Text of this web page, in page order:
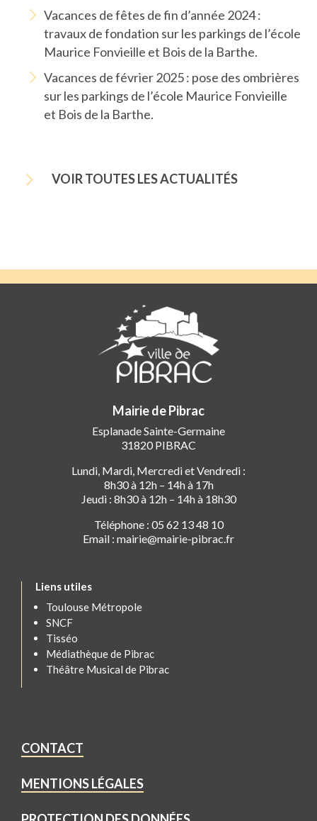
Vacances de fêtes de fin d’année 2024 :
travaux de fondation sur les parkings de l’école
Maurice Fonvieille et Bois de la Barthe.
Vacances de février 2025 : pose des ombrières
sur les parkings de l’école Maurice Fonvieille
et Bois de la Barthe.
5 VOIR TOUTES LES ACTUALITÉS
Mairie de Pibrac
Esplanade Sainte-Germaine
31820 PIBRAC
Lundi, Mardi, Mercredi et Vendredi :
8h30 à 12h – 14h à 17h
Jeudi : 8h30 à 12h – 14h à 18h30
Téléphone : 05 62 13 48 10
Email : mairie@mairie-pibrac.fr
Liens utiles
Toulouse Métropole
SNCF
Tisséo
Médiathèque de Pibrac
Théâtre Musical de Pibrac
CONTACT
MENTIONS LÉGALES